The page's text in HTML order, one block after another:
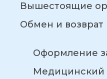
Вышестоящие
Обмен и возврат
Оформление
Медицинский